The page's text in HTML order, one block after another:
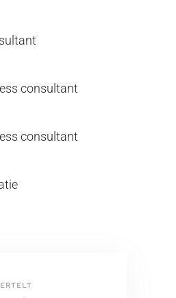
consultant
consultant